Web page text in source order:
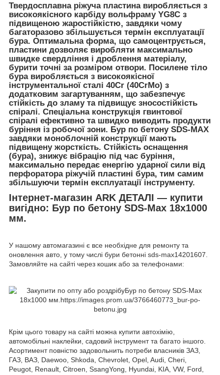
Твердосплавна ріжуча пластина виробляється з
високоякісного карбіду вольфраму YG8C з
підвищеною жаростійкістю, завдяки чому
багаторазово збільшується термін експлуатації
бура. Оптимальна форма, що самоцентрується,
пластини дозволяє виробляти максимально
швидке свердління і дроблення матеріалу,
бурити точні за розміром отвори. Посилене тіло
бура виробляється з високоякісної
інструментальної сталі 40Cr (40CrMo) з
додатковим загартуванням, що забезпечує
стійкість до зламу та підвищує зносостійкість
спіралі. Спеціальна конструкція гвинтової
спіралі ефективно та швидко виводить продукти
буріння із робочої зони. Бур по бетону SDS-MAX
завдяки моноблочній конструкції мають
підвищену жорсткість. Стійкість оснащення
(бура), знижує вібрацію під час буріння,
максимально передає енергію ударної сили від
перфоратора ріжучій пластині бура, тим самим
збільшуючи термін експлуатації інструменту.
Інтернет-магазин ARK ДЕТАЛІ — купити
вигідно: Бур по бетону SDS-Max 18x1000
мм.
У нашому автомагазині є все необхідне для ремонту та
оновлення авто, у тому числі бури бетонні sds-max14201607.
Замовляйте на сайті через кошик або за телефонами:
Крім цього товару на сайті можна купити автохімію,
автомобільні наклейки, садовий інструмент та багато іншого.
Асортимент повністю задовольнить потреби власників ЗАЗ,
ГАЗ, ВАЗ, Daewoo, Shkoda, Chevrolet, Opel, Audi, Cheri,
Peugot, Renault, Citroen, SsangYong, Hyundai, KIA, VW, Ford,